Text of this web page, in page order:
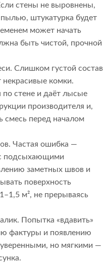
стены не выровнены,
штукатурка будет
может начать
быть чистой, прочной
Слишком густой состав
некрасивые комки.
стене и даёт лысые
производителя и,
смесь перед началом
Частая ошибка —
с подсыхающими
заметных швов и
поверхность
м², не прерываясь
Попытка «вдавить»
фактуры и появлению
но мягкими —